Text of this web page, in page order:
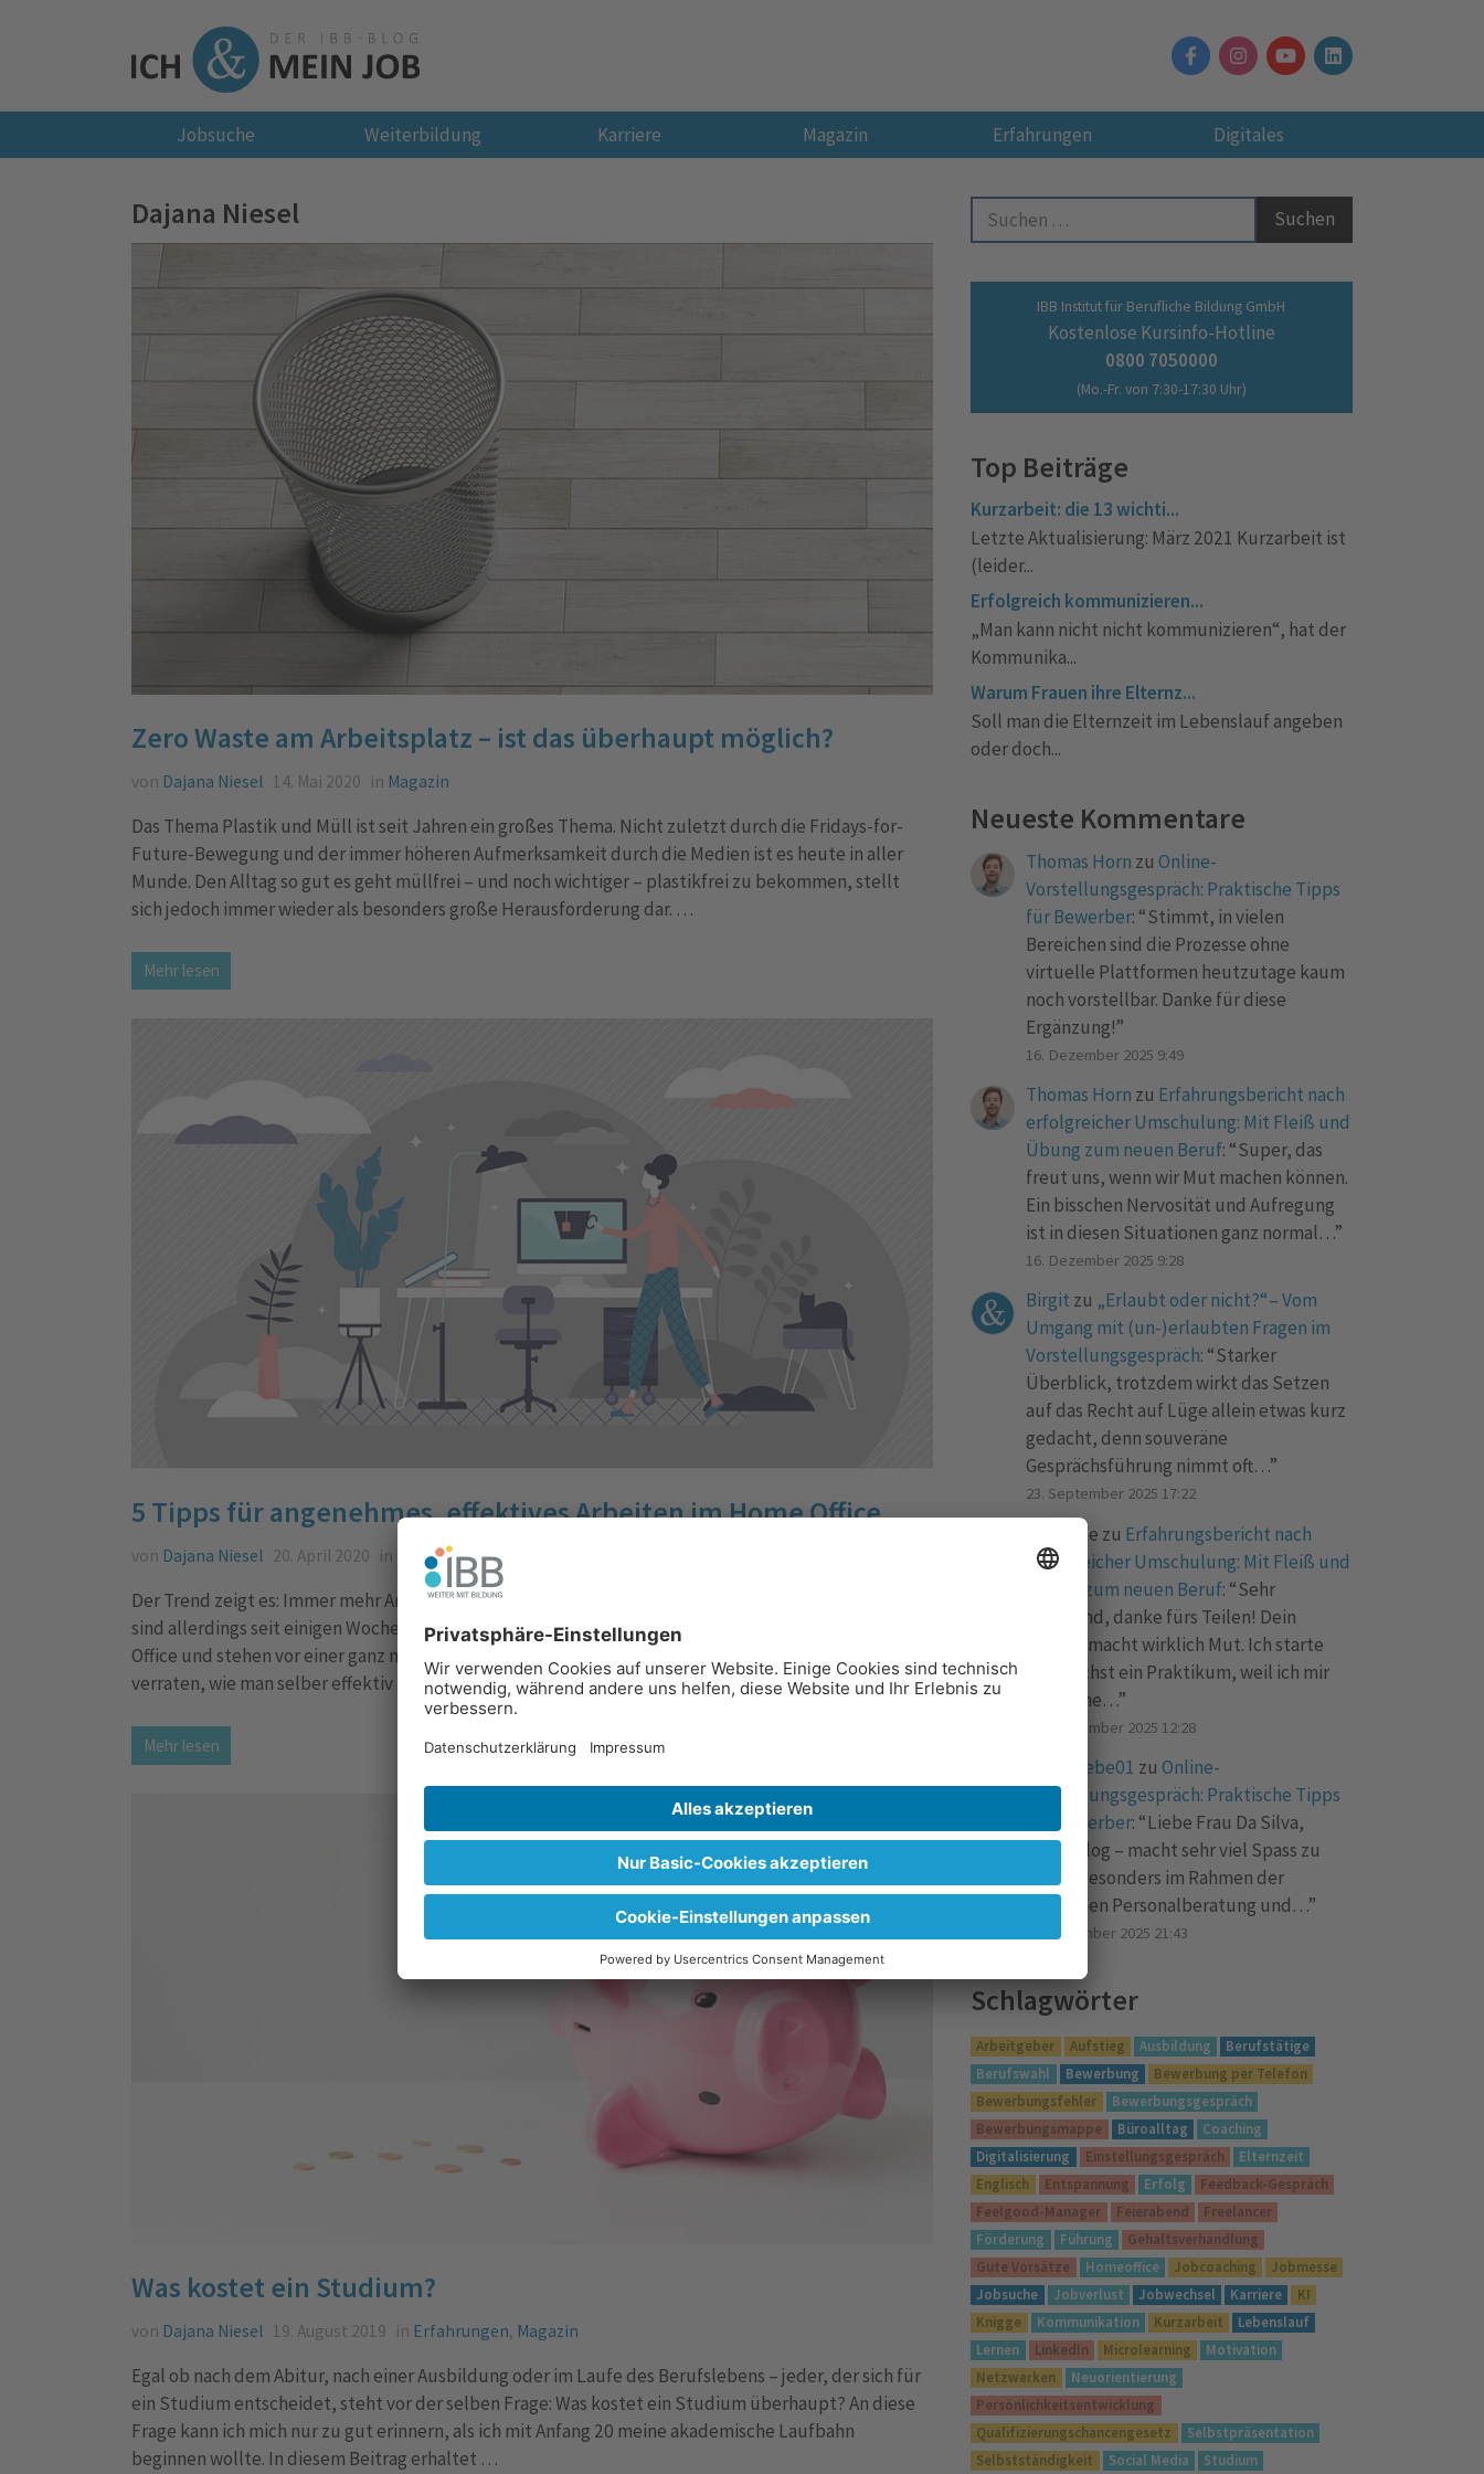
Jobsuche Weiterbildung Karriere Magazin Erfahrungen Digitales
Dajana Niesel
Zero Waste am Arbeitsplatz – ist das überhaupt möglich?
von Dajana Niesel 14. Mai 2020 in Magazin
Das Thema Plastik und Müll ist seit Jahren ein großes Thema. Nicht zuletzt durch die Fridays-for-
Future-Bewegung und der immer höheren Aufmerksamkeit durch die Medien ist es heute in aller
Munde. Den Alltag so gut es geht müllfrei – und noch wichtiger – plastikfrei zu bekommen, stellt
sich jedoch immer wieder als besonders große Herausforderung dar. …
Mehr lesen
5 Tipps für angenehmes, effektives Arbeiten im Home Office
von Dajana Niesel 20. April 2020 in Digitales,Karriere
Der Trend zeigt es: Immer mehr Arbeitnehmer arbeiten im Home Office. Durch die aktuelle Situation
sind allerdings seit einigen Wochen viele Menschen mehr – vielleicht sogar das erste Mal – im Home
Office und stehen vor einer ganz neuen Aufgabe und Herausforderung. Ich möchte dir 5 Tipps
verraten, wie man selber effektiv und vor allem …
Mehr lesen
Was kostet ein Studium?
von Dajana Niesel 19. August 2019 in Erfahrungen, Magazin
Egal ob nach dem Abitur, nach einer Ausbildung oder im Laufe des Berufslebens – jeder, der sich für
ein Studium entscheidet, steht vor der selben Frage: Was kostet ein Studium überhaupt? An diese
Frage kann ich mich nur zu gut erinnern, als ich mit Anfang 20 meine akademische Laufbahn
beginnen wollte. In diesem Beitrag erhaltet …
IBB Institut für Berufliche Bildung GmbH
Kostenlose Kursinfo-Hotline
0800 7050000
(Mo.-Fr. von 7:30-17:30 Uhr)
Top Beiträge
Kurzarbeit: die 13 wichti...
Letzte Aktualisierung: März 2021 Kurzarbeit ist
(leider...
Erfolgreich kommunizieren...
„Man kann nicht nicht kommunizieren“, hat der
Kommunika...
Warum Frauen ihre Elternz...
Soll man die Elternzeit im Lebenslauf angeben
oder doch...
Neueste Kommentare
Thomas Horn zu Online-
Vorstellungsgespräch: Praktische Tipps
für Bewerber: “Stimmt, in vielen
Bereichen sind die Prozesse ohne
virtuelle Plattformen heutzutage kaum
noch vorstellbar. Danke für diese
Ergänzung!”
16. Dezember 2025 9:49
Thomas Horn zu Erfahrungsbericht nach
erfolgreicher Umschulung: Mit Fleiß und
Übung zum neuen Beruf: “Super, das
freut uns, wenn wir Mut machen können.
Ein bisschen Nervosität und Aufregung
ist in diesen Situationen ganz normal…”
16. Dezember 2025 9:28
Birgit zu „Erlaubt oder nicht?“– Vom
Umgang mit (un-)erlaubten Fragen im
Vorstellungsgespräch: “Starker
Überblick, trotzdem wirkt das Setzen
auf das Recht auf Lüge allein etwas kurz
gedacht, denn souveräne
Gesprächsführung nimmt oft…”
23. September 2025 17:22
Marianne zu Erfahrungsbericht nach
erfolgreicher Umschulung: Mit Fleiß und
Übung zum neuen Beruf: “Sehr
spannend, danke fürs Teilen! Dein
Bericht macht wirklich Mut. Ich starte
demnächst ein Praktikum, weil ich mir
auch eine…”
15. September 2025 12:28
Bueroliebe01 zu Online-
Vorstellungsgespräch: Praktische Tipps
für Bewerber: “Liebe Frau Da Silva,
toller Blog – macht sehr viel Spass zu
lesen! Besonders im Rahmen der
modernen Personalberatung und…”
1. September 2025 21:43
Schlagwörter
Arbeitgeber Aufstieg Ausbildung
Berufstätige
Berufswahl
Bewerbung
Bewerbung per Telefon
Bewerbungsfehler
Bewerbungsgespräch
Bewerbungsmappe
Büroalltag
Coaching
Digitalisierung
Einstellungsgespräch
Elternzeit
Englisch
Entspannung Erfolg
Feedback-Gespräch
Feelgood-Manager
Feierabend
Freelancer
Förderung
Führung
Gehaltsverhandlung
Gute Vorsätze
Homeoffice Jobcoaching
Jobmesse
Jobsuche
Jobverlust Jobwechsel Karriere
KI
Knigge
Kommunikation Kurzarbeit
Lebenslauf
Lernen
LinkedIn Microlearning
Motivation
Netzwerken
Neuorientierung
Persönlichkeitsentwicklung
Qualifizierungschancengesetz
Selbstpräsentation
Selbstständigkeit
Social Media
Studium